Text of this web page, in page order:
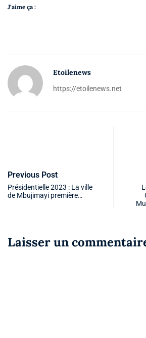
J’aime ça :
Etoilenews
https://etoilenews.net
Previous Post
Présidentielle 2023 : La ville
de Mbujimayi première…
Laisser un